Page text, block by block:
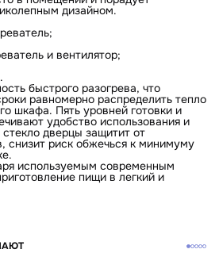
дизайном.
и вентилятор;
быстрого разогрева, что
равномерно распределить тепло
шкафа. Пять уровней готовки и
удобство использования и
дверцы защитит от
снизит риск обжечься к минимуму
используемым современным
пищи в легкий и
В ОДИН КЛИК
короткую форму —
заказ за вас.
шкаф Zigmund & Shtain E 150 B